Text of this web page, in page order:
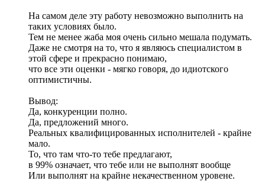
На самом деле эту работу невозможно выполнить на
таких условиях было.
Тем не менее жаба моя очень сильно мешала подумать.
Даже не смотря на то, что я являюсь специалистом в
этой сфере и прекрасно понимаю,
что все эти оценки - мягко говоря, до идиотского
оптимистичны.
Вывод:
Да, конкуренции полно.
Да, предложений много.
Реальных квалифицированных исполнителей - крайне
мало.
То, что там что-то тебе предлагают,
в 99% означает, что тебе или не выполнят вообще
Или выполнят на крайне некачественном уровене.